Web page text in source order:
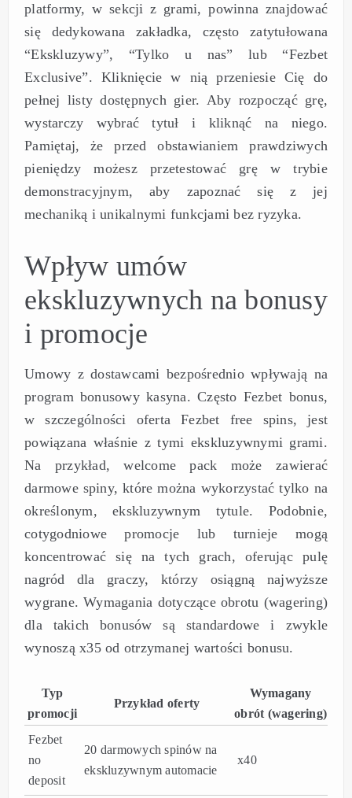
platformy, w sekcji z grami, powinna znajdować
się dedykowana zakładka, często zatytułowana
“Ekskluzywy”, “Tylko u nas” lub “Fezbet
Exclusive”. Kliknięcie w nią przeniesie Cię do
pełnej listy dostępnych gier. Aby rozpocząć grę,
wystarczy wybrać tytuł i kliknąć na niego.
Pamiętaj, że przed obstawianiem prawdziwych
pieniędzy możesz przetestować grę w trybie
demonstracyjnym, aby zapoznać się z jej
mechaniką i unikalnymi funkcjami bez ryzyka.
Wpływ umów
ekskluzywnych na bonusy
i promocje
Umowy z dostawcami bezpośrednio wpływają na
program bonusowy kasyna. Często Fezbet bonus,
w szczególności oferta Fezbet free spins, jest
powiązana właśnie z tymi ekskluzywnymi grami.
Na przykład, welcome pack może zawierać
darmowe spiny, które można wykorzystać tylko na
określonym, ekskluzywnym tytule. Podobnie,
cotygodniowe promocje lub turnieje mogą
koncentrować się na tych grach, oferując pulę
nagród dla graczy, którzy osiągną najwyższe
wygrane. Wymagania dotyczące obrotu (wagering)
dla takich bonusów są standardowe i zwykle
wynoszą x35 od otrzymanej wartości bonusu.
Typ
promocji
Przykład oferty
Wymagany
obrót (wagering)
Fezbet
no
deposit
20 darmowych spinów na
ekskluzywnym automacie
x40